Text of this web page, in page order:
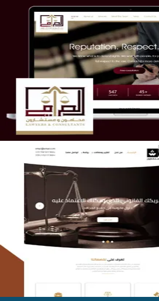
للمحاماة
التفاصيل
للمحاماة
التفاصيل